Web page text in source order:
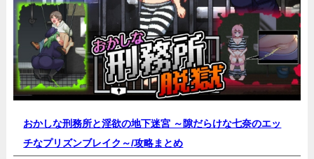
おかしな刑務所と淫欲の地下迷宮 ～隙だらけな七奈のエッ
チなプリズンブレイク～/攻略まとめ